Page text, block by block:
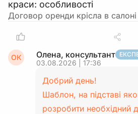
краси: особливості
Договор оренди крісла в
ОК Олена, консультант
03.08.2026 | 17:36
Добрий день!
Шаблон, на підставі
розробити необхідний